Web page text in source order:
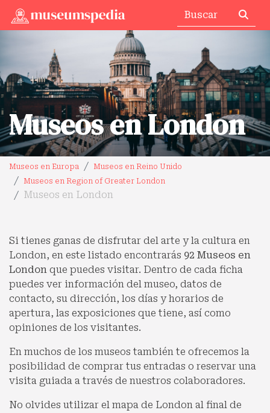
Museos en London
Museos en Europa
Museos en Reino Unido
Museos en Region of Greater London
Museos en London
Si tienes ganas de disfrutar del arte y la cultura en
London, en este listado encontrarás 92 Museos en
London que puedes visitar. Dentro de cada ficha
puedes ver información del museo, datos de
contacto, su dirección, los días y horarios de
apertura, las exposiciones que tiene, así como
opiniones de los visitantes.
En muchos de los museos también te ofrecemos la
posibilidad de comprar tus entradas o reservar una
visita guiada a través de nuestros colaboradores.
No olvides utilizar el mapa de London al final de